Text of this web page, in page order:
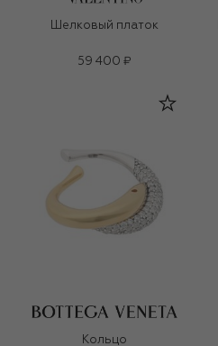
Шелковый платок
59 400 ₽
Кольцо